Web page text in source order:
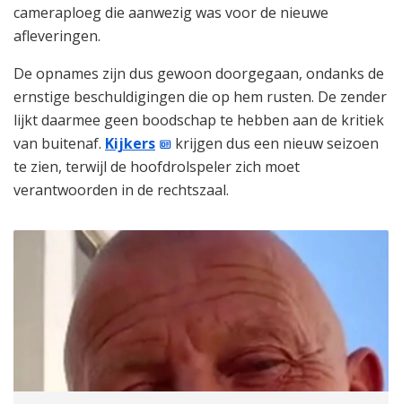
cameraploeg die aanwezig was voor de nieuwe
afleveringen.
De opnames zijn dus gewoon doorgegaan, ondanks de
ernstige beschuldigingen die op hem rusten. De zender
lijkt daarmee geen boodschap te hebben aan de kritiek
van buitenaf. Kijkers
krijgen dus een nieuw seizoen
te zien, terwijl de hoofdrolspeler zich moet
verantwoorden in de rechtszaal.